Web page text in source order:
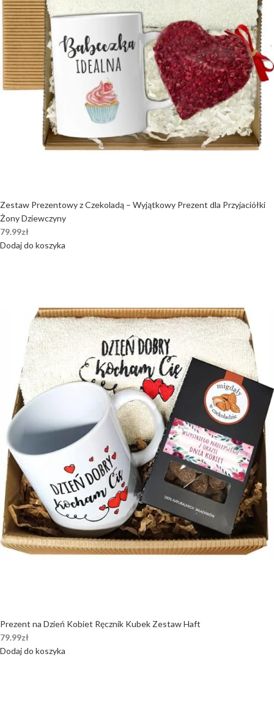
Zestaw Prezentowy z Czekoladą – Wyjątkowy Prezent dla Przyjaciółki
Żony Dziewczyny
79.99zł
Dodaj do koszyka
Prezent na Dzień Kobiet Ręcznik Kubek Zestaw Haft
79.99zł
Dodaj do koszyka